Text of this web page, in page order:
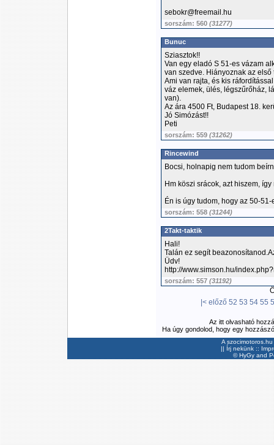
sebokr@freemail.hu
sorszám: 560 (31277)
Bunuc
Sziasztok!!
Van egy eladó S 51-es vázam
van szedve. Hiányoznak az első
Ami van rajta, és kis
váz elemek, ülés, légszűrőház,
van).
Az ára 4500 Ft, Budapest 18.
Jó Simózást!!
Peti
sorszám: 559 (31262)
Rincewind
Bocsi, holnapig nem tudom
Hm köszi srácok, azt hiszem,
Én is úgy tudom, hogy az 50-
sorszám: 558 (31244)
2Takt-taktik
Hali!
Talán ez segít
Üdv!
http://www.simson.hu/
sorszám: 557 (31192)
|< előző 52 53 54 55
Az itt olvasható
Ha úgy gondolod, hogy egy
A
|| Írj nekünk ::
©HyGyand